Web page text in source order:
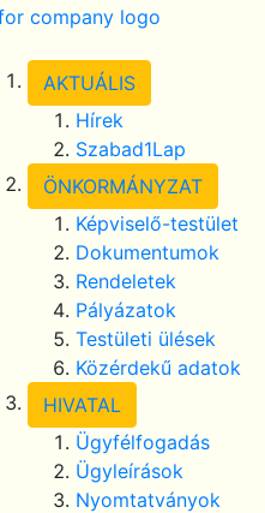
Toggle Navigation
AKTUÁLIS
Hírek
Szabad1Lap
ÖNKORMÁNYZAT
Képviselő-testület
Dokumentumok
Rendeletek
Pályázatok
Testületi ülések
Közérdekű adatok
HIVATAL
Ügyfélfogadás
Ügyleírások
Nyomtatványok